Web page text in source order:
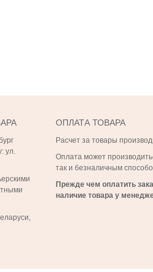
ул.
ОПЛАТА ТОВАРА
Расчет за товары
Оплата может
так и безналичным
Прежде чем оплатить
наличие товара у